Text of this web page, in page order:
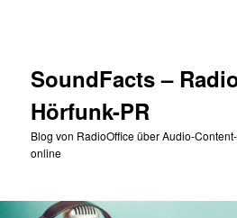
SoundFacts –
Hörfunk-PR
Blog von RadioOffice über Audio-
online